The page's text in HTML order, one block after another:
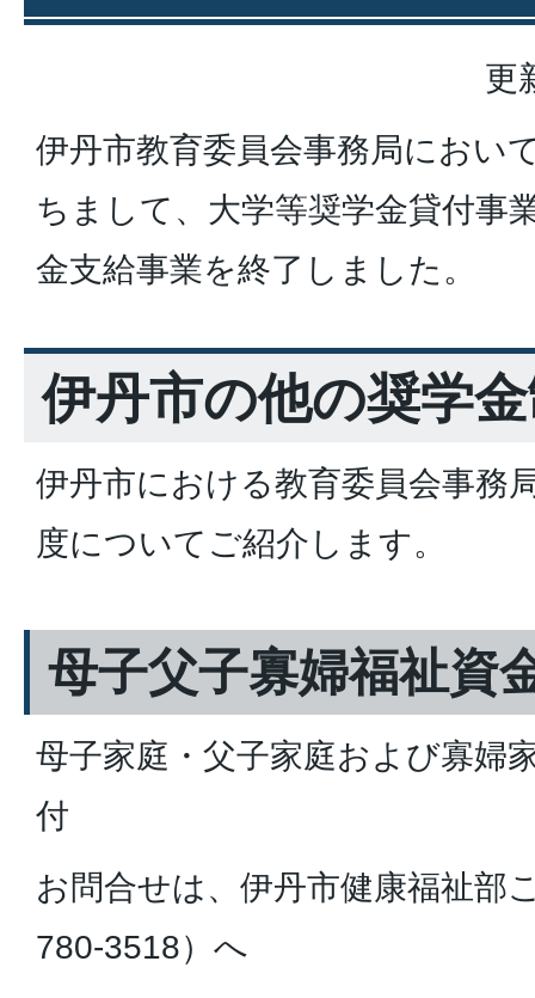
更
伊丹市教育委員会事務局におい
ちまして、大学等奨学金貸付事
金支給事業を終了しました。
伊丹市の他の奨学
伊丹市における教育委員会事務
度についてご紹介します。
母子父子寡婦福祉資
母子家庭・父子家庭および寡婦
付
お問合せは、伊丹市健康福祉部
780-3518）へ